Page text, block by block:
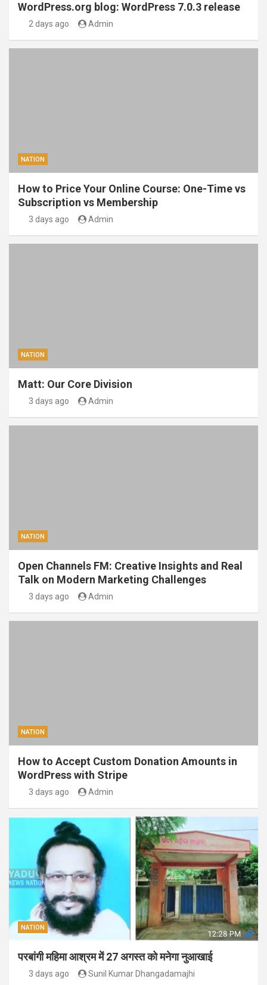
WordPress.org blog: WordPress 7.0.3 release
2 days ago Admin
NATION
How to Price Your Online Course: One-Time vs
Subscription vs Membership
3 days ago Admin
NATION
Matt: Our Core Division
3 days ago Admin
NATION
Open Channels FM: Creative Insights and Real
Talk on Modern Marketing Challenges
3 days ago Admin
NATION
How to Accept Custom Donation Amounts in
WordPress with Stripe
3 days ago Admin
NATION
परबांगी महिमा आश्रम में 27 अगस्त को मनेगा नुआखाई
3 days ago Sunil Kumar Dhangadamajhi